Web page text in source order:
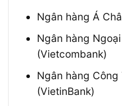
Ngân hàng Á
Ngân hàng
(Vietcombank)
Ngân hàng
(VietinBank)